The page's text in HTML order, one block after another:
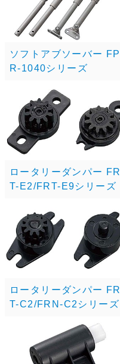
ソフトアブソーバー FP
R-1040シリーズ
ロータリーダンパー FR
T-E2/FRT-E9シリーズ
ロータリーダンパー FR
T-C2/FRN-C2シリーズ